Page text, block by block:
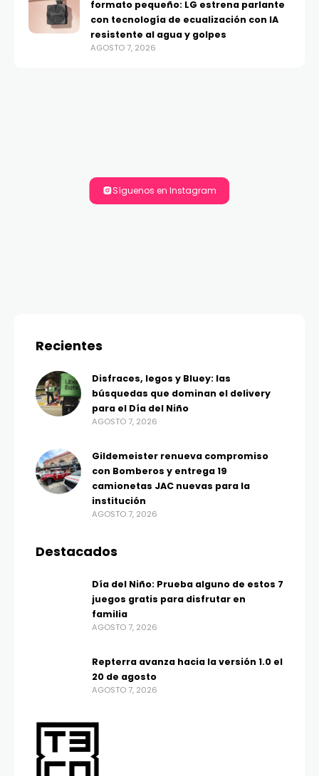
formato pequeño: LG estrena parlante
con tecnología de ecualización con IA
resistente al agua y golpes
AGOSTO 7, 2026
Síguenos en Instagram
Recientes
Disfraces, legos y Bluey: las
búsquedas que dominan el delivery
para el Día del Niño
AGOSTO 7, 2026
Gildemeister renueva compromiso
con Bomberos y entrega 19
camionetas JAC nuevas para la
institución
AGOSTO 7, 2026
Destacados
Día del Niño: Prueba alguno de estos 7
juegos gratis para disfrutar en
familia
AGOSTO 7, 2026
Repterra avanza hacia la versión 1.0 el
20 de agosto
AGOSTO 7, 2026